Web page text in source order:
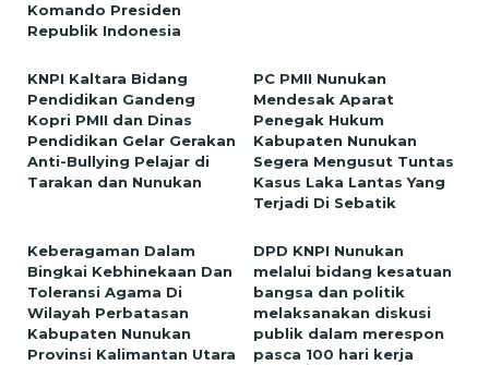
Komando Presiden
Republik Indonesia
KNPI Kaltara Bidang
Pendidikan Gandeng
Kopri PMII dan Dinas
Pendidikan Gelar Gerakan
Anti-Bullying Pelajar di
Tarakan dan Nunukan
PC PMII Nunukan
Mendesak Aparat
Penegak Hukum
Kabupaten Nunukan
Segera Mengusut Tuntas
Kasus Laka Lantas Yang
Terjadi Di Sebatik
Keberagaman Dalam
Bingkai Kebhinekaan Dan
Toleransi Agama Di
Wilayah Perbatasan
Kabupaten Nunukan
Provinsi Kalimantan Utara
DPD KNPI Nunukan
melalui bidang kesatuan
bangsa dan politik
melaksanakan diskusi
publik dalam merespon
pasca 100 hari kerja